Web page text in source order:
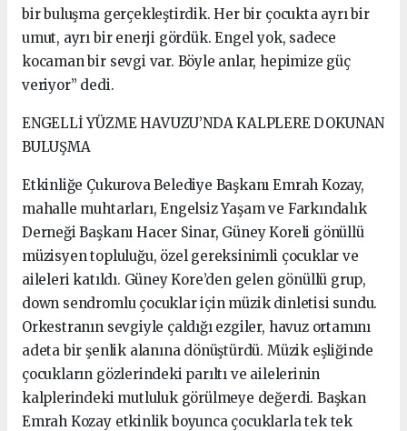
bir buluşma gerçekleştirdik. Her bir çocukta ayrı bir
umut, ayrı bir enerji gördük. Engel yok, sadece
kocaman bir sevgi var. Böyle anlar, hepimize güç
veriyor” dedi.
ENGELLİ YÜZME HAVUZU’NDA KALPLERE DOKUNAN
BULUŞMA
Etkinliğe Çukurova Belediye Başkanı Emrah Kozay,
mahalle muhtarları, Engelsiz Yaşam ve Farkındalık
Derneği Başkanı Hacer Sinar, Güney Koreli gönüllü
müzisyen topluluğu, özel gereksinimli çocuklar ve
aileleri katıldı. Güney Kore’den gelen gönüllü grup,
down sendromlu çocuklar için müzik dinletisi sundu.
Orkestranın sevgiyle çaldığı ezgiler, havuz ortamını
adeta bir şenlik alanına dönüştürdü. Müzik eşliğinde
çocukların gözlerindeki parıltı ve ailelerinin
kalplerindeki mutluluk görülmeye değerdi. Başkan
Emrah Kozay etkinlik boyunca çocuklarla tek tek